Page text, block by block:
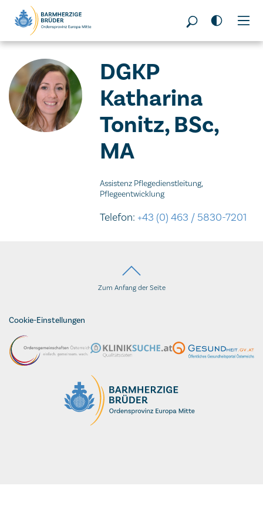
Seitenbereiche:
DGKP
Katharina
Tonitz, BSc,
MA
Assistenz Pflegedienstleitung,
Pflegeentwicklung
Telefon:+43 (0) 463 / 5830-7201
Zum Anfang der Seite
Cookie-Einstellungen